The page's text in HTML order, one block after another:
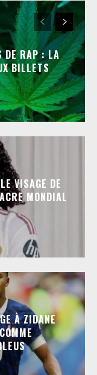
DE RAP : LA
BILLETS
VISAGE DE
MONDIAL
À ZIDANE